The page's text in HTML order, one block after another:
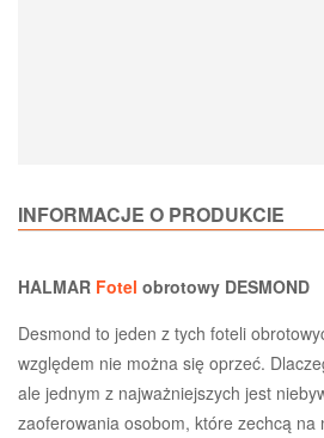
INFORMACJE O PRODUKCIE
HALMAR Fotel obrotowy DESMOND
Desmond to jeden z tych foteli
względem nie można się oprzeć.
ale jednym z najważniejszych jest
zaoferowania osobom, które zechcą na